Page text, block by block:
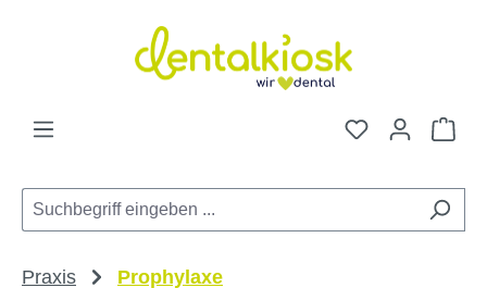
Zum Hauptinhalt springen
Du hast 0
Praxis Prophylaxe